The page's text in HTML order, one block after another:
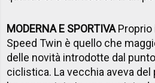
MODERNA E SPORTIVAProprio
Speed Twin è quello che
delle novità introdotte dal
ciclistica. La vecchia aveva